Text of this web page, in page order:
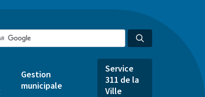
Gestion
municipale
Service
311 de la
Ville